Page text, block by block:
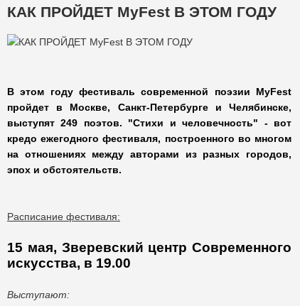
КАК ПРОЙДЕТ MyFest В ЭТОМ ГОДУ
В этом году фестиваль современной поэзии MyFest
пройдет в Москве, Санкт-Петербурге и Челябинске,
выступят 249 поэтов. "Стихи и человечность" - вот
кредо ежегодного фестиваля, построенного во многом
на отношениях между авторами из разных городов,
эпох и обстоятельств.
Расписание фестиваля:
15 мая, Зверевский центр Современного
искусства, в 19.00
Выступают: